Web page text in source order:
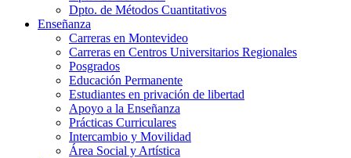
Dpto. de Métodos Cuantitativos
Enseñanza
Carreras en Montevideo
Carreras en Centros Universitarios Regionales
Posgrados
Educación Permanente
Estudiantes en privación de libertad
Apoyo a la Enseñanza
Prácticas Curriculares
Intercambio y Movilidad
Área Social y Artística